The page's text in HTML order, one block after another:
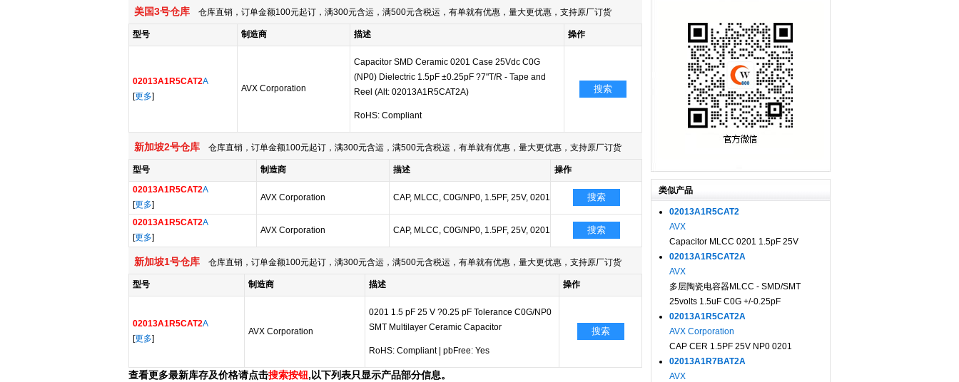
美国3号仓库 仓库直销，订单金额100元起订，满300元含运，满500元含税运，有单就有优惠，量大更优惠，支持原厂订货
型号 制造商 描述 操作
02013A1R5CAT2A
[更多]
AVX Corporation
Capacitor SMD Ceramic 0201 Case 25Vdc C0G
(NP0) Dielectric 1.5pF ±0.25pF ?7"T/R - Tape and
Reel (Alt: 02013A1R5CAT2A)
RoHS: Compliant
搜索
新加坡2号仓库 仓库直销，订单金额100元起订，满300元含运，满500元含税运，有单就有优惠，量大更优惠，支持原厂订货
型号 制造商 描述
操作
02013A1R5CAT2A
[更多]
AVX Corporation CAP, MLCC, C0G/NP0, 1.5PF, 25V, 0201 搜索
02013A1R5CAT2A
[更多]
AVX Corporation CAP, MLCC, C0G/NP0, 1.5PF, 25V, 0201 搜索
新加坡1号仓库 仓库直销，订单金额100元起订，满300元含运，满500元含税运，有单就有优惠，量大更优惠，支持原厂订货
型号 制造商 描述 操作
02013A1R5CAT2A
[更多]
AVX Corporation
0201 1.5 pF 25 V ?0.25 pF Tolerance C0G/NP0
SMT Multilayer Ceramic Capacitor
RoHS: Compliant pbFree: Yes
搜索
查看更多最新库存及价格请点击搜索按钮,以下列表只显示产品部分信息。
类似产品
02013A1R5CAT2
AVX
Capacitor MLCC 0201 1.5pF 25V
02013A1R5CAT2A
AVX
多层陶瓷电容器MLCC - SMD/SMT
25volts 1.5uF C0G +/-0.25pF
02013A1R5CAT2A
AVX Corporation
CAP CER 1.5PF 25V NP0 0201
02013A1R7BAT2A
AVX